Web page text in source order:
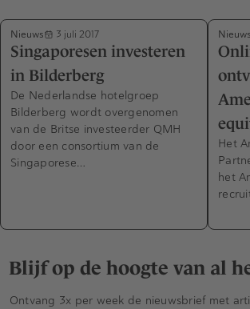
Nieuws 3 juli 2017
Singaporesen investeren
in Bilderberg
De Nederlandse hotelgroep
Bilderberg wordt overgenomen
van de Britse investeerder QMH
door een consortium van de
Singaporese…
Nieuws
Het
het
Blijf op de hoogte van al
Ontvang 3x per week de nieuwsbrief met